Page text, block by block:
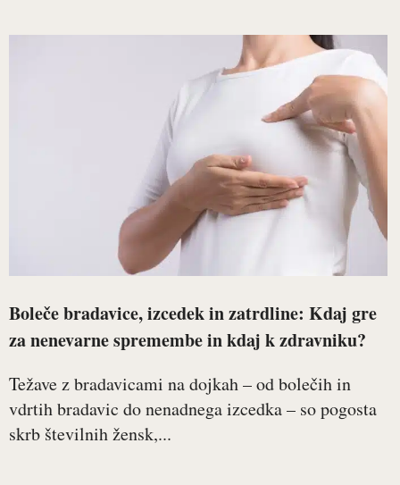
Boleče bradavice, izcedek in zatrdline: Kdaj gre
za nenevarne spremembe in kdaj k zdravniku?
Težave z bradavicami na dojkah – od bolečih in
vdrtih bradavic do nenadnega izcedka – so pogosta
skrb številnih žensk,...